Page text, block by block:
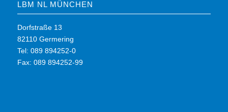
LBM NL MÜNCHEN
Dorfstraße 13
82110 Germering
Tel: 089 894252-0
Fax: 089 894252-99